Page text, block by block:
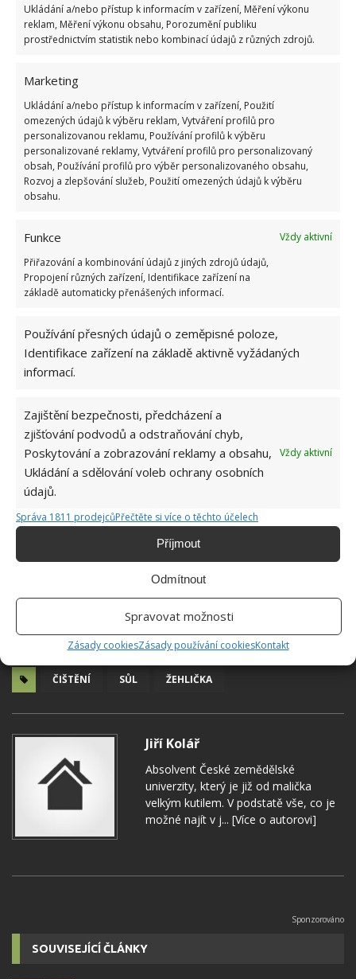
Ukládání a/nebo přístup k informacím v zařízení, Měření výkonu
reklam, Měření výkonu obsahu, Porozumění publiku
prostřednictvím statistik nebo kombinací údajů z různých zdrojů.
Marketing
Ukládání a/nebo přístup k informacím v zařízení, Použití
omezených údajů k výběru reklam, Vytváření profilů pro
personalizovanou reklamu, Používání profilů k výběru
personalizované reklamy, Vytváření profilů pro personalizovaný
obsah, Používání profilů pro výběr personalizovaného obsahu,
Rozvoj a zlepšování služeb, Použití omezených údajů k výběru
obsahu.
Funkce
Vždy aktivní
Přiřazování a kombinování údajů z jiných zdrojů údajů,
Propojení různých zařízení, Identifikace zařízení na
základě automaticky přenášených informací.
Používání přesných údajů o zeměpisné poloze,
Identifikace zařízení na základě aktivně vyžádaných
informací.
Zajištění bezpečnosti, předcházení a
zjišťování podvodů a odstraňování chyb,
Poskytování a zobrazování reklamy a obsahu,
Ukládání a sdělování voleb ochrany osobních
údajů.
Vždy aktivní
Správa 1811 prodejcůPřečtěte si více o těchto účelech
Příjmout
Odmítnout
Spravovat možnosti
Zásady cookiesZásady používání cookiesKontakt
Fotografie: Freepik
Pokud vás trápí zažloutlý povrch žehlicí plochy, v
tomto případě je nejlepší použít citronovou šťávu,
Namočte houbičku na nádobí do citronové šťávy
a otřete žehlicí plochu. Několikrát, dokud nezíská
původní barvu. Poté ji osušte měkkým hadříkem z
mikrovlákna.
Zdroj: Goodhousekeeping
ČIŠTĚNÍ SŮL ŽEHLIČKA
Jiří Kolář
Absolvent České zemědělské
univerzity, který je již od malička
velkým kutilem. V podstatě vše, co je
možné najít v j... [Více o autorovi]
SOUVISEJÍCÍ ČLÁNKY